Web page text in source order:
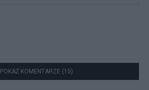
POKAŻ KOMENTARZE (15)